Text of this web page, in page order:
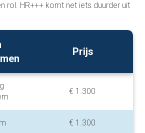
rol. HR+++ komt net iets duurder uit
Prijs
€ 1.300
€ 1.300